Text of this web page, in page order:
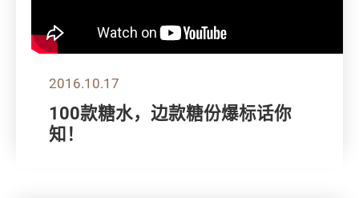
2016.10.17
100款糖水，边款糖份爆标话你
知！